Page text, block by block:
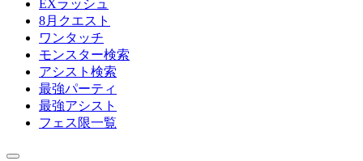
EXラッシュ
8月クエスト
ワンタッチ
モンスター検索
アシスト検索
最強パーティ
最強アシスト
フェス限一覧